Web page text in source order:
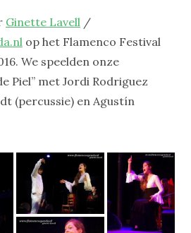
Ginette Lavell /
op het Flamenco Festival
We speelden onze
Piel” met Jordi Rodriguez
(percussie) en Agustín